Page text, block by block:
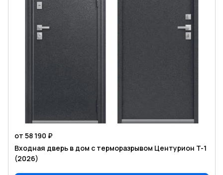
от 58 190 ₽
Входная дверь в дом с терморазрывом Центурион T-1
(2026)